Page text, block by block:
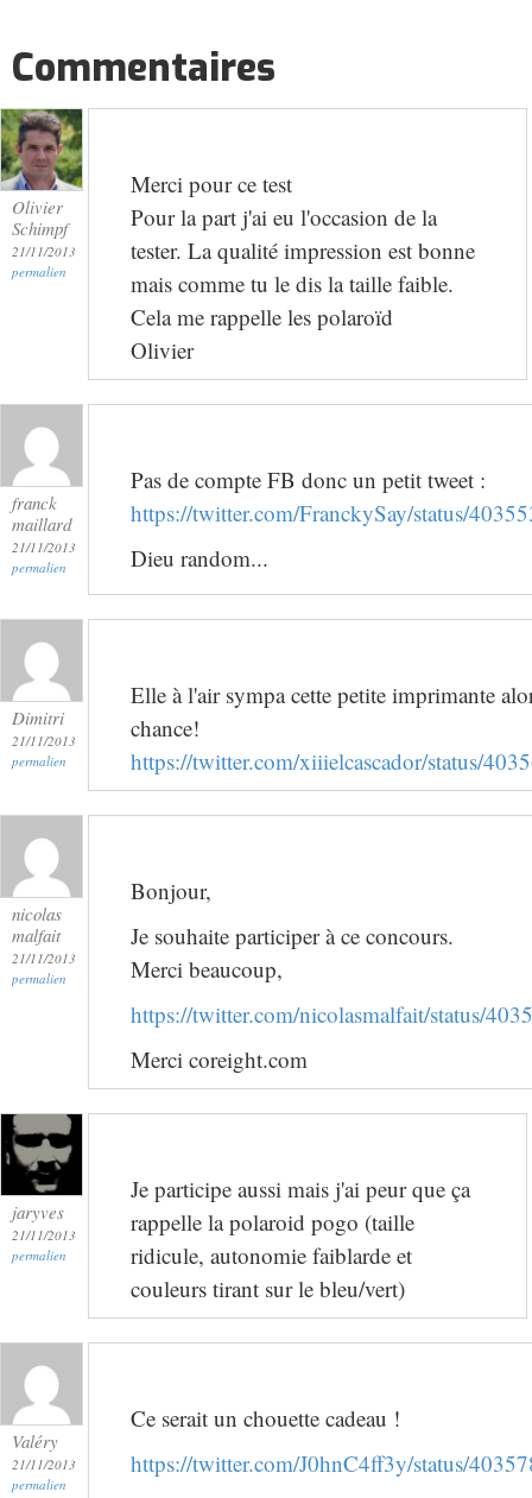
Commentaires
Olivier
Schimpf
21/11/2013
permalien
Merci pour ce test
Pour la part j'ai eu l'occasion de la
tester. La qualité impression est bonne
mais comme tu le dis la taille faible.
Cela me rappelle les polaroïd
Olivier
franck
maillard
21/11/2013
permalien
Pas de compte FB donc un petit tweet :
https://twitter.com/FranckySay/status/
Dieu random...
Dimitri
21/11/2013
permalien
Elle à l'air sympa cette petite imprimante
chance!
https://twitter.com/xiiielcascador/status/
nicolas
malfait
21/11/2013
permalien
Bonjour,
Je souhaite participer à ce concours.
Merci beaucoup,
https://twitter.com/nicolasmalfait/status/
Merci coreight.com
jaryves
21/11/2013
permalien
Je participe aussi mais j'ai peur que ça
rappelle la polaroid pogo (taille
ridicule, autonomie faiblarde et
couleurs tirant sur le bleu/vert)
Valéry
21/11/2013
permalien
Ce serait un chouette cadeau !
https://twitter.com/J0hnC4ff3y/status/